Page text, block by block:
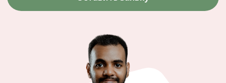
Лицензия Л041-01167-59/00363180
Все материалы, размещённые на сайте, защищены
авторским правом и запрещены к копированию.